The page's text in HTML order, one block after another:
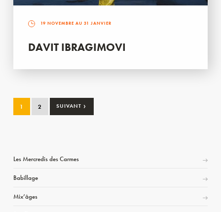
19 NOVEMBRE AU 31 JANVIER
DAVIT IBRAGIMOVI
1 2 SUIVANT ›
Les Mercredis des Carmes
Babillage
Mix’âges